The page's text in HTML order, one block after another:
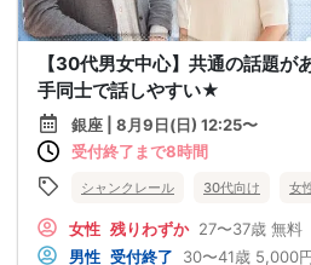
【30代男女中心】共通の話題が
手同士で話しやすい★
銀座 | 8月9日(日) 12:25〜
受付終了まで8時間
シャンクレール 30代向け 女
女性 残りわずか 27〜37歳 無料
男性 受付終了 30〜41歳 5,000